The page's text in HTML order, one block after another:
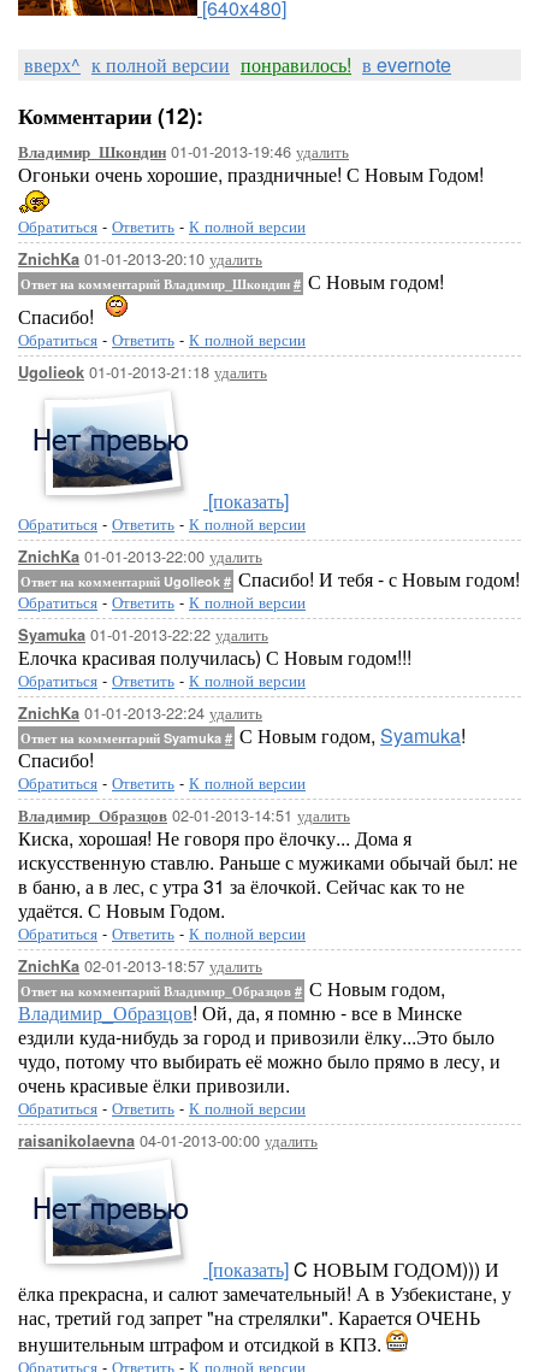
[640x480]
вверх^ к полной версии понравилось! в evernote
Комментарии (12):
Владимир_Шкондин 01-01-2013-19:46 удалить
Огоньки очень хорошие, праздничные! С Новым Годом!
Обратиться - Ответить - К полной версии
ZnichKa 01-01-2013-20:10 удалить
Ответ на комментарий Владимир_Шкондин # С Новым годом!
Спасибо!
Обратиться - Ответить - К полной версии
Ugolieok 01-01-2013-21:18 удалить
[показать]
Обратиться - Ответить - К полной версии
ZnichKa 01-01-2013-22:00 удалить
Ответ на комментарий Ugolieok # Спасибо! И тебя - с Новым годом!
Обратиться - Ответить - К полной версии
Syamuka 01-01-2013-22:22 удалить
Елочка красивая получилась) С Новым годом!!!
Обратиться - Ответить - К полной версии
ZnichKa 01-01-2013-22:24 удалить
Ответ на комментарий Syamuka # С Новым годом, Syamuka!
Спасибо!
Обратиться - Ответить - К полной версии
Владимир_Образцов 02-01-2013-14:51 удалить
Киска, хорошая! Не говоря про ёлочку... Дома я
искусственную ставлю. Раньше с мужиками обычай был: не
в баню, а в лес, с утра 31 за ёлочкой. Сейчас как то не
удаётся. С Новым Годом.
Обратиться - Ответить - К полной версии
ZnichKa 02-01-2013-18:57 удалить
Ответ на комментарий Владимир_Образцов # С Новым годом,
Владимир_Образцов! Ой, да, я помню - все в Минске
ездили куда-нибудь за город и привозили ёлку...Это было
чудо, потому что выбирать её можно было прямо в лесу, и
очень красивые ёлки привозили.
Обратиться - Ответить - К полной версии
raisanikolaevna 04-01-2013-00:00 удалить
[показать]C НОВЫМ ГОДОМ))) И
ёлка прекрасна, и салют замечательный! А в Узбекистане, у
нас, третий год запрет "на стрелялки". Карается ОЧЕНЬ
внушительным штрафом и отсидкой в КПЗ.
Обратиться - Ответить - К полной версии